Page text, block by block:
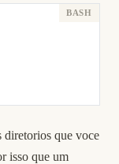
diretorios que voce
isso que um